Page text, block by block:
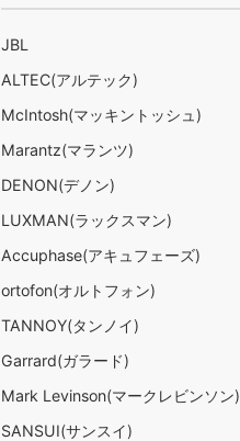
JBL
ALTEC(アルテック)
McIntosh(マッキントッシュ)
Marantz(マランツ)
DENON(デノン)
LUXMAN(ラックスマン)
Accuphase(アキュフェーズ)
ortofon(オルトフォン)
TANNOY(タンノイ)
Garrard(ガラード)
Mark Levinson(マークレビンソン)
SANSUI(サンスイ)